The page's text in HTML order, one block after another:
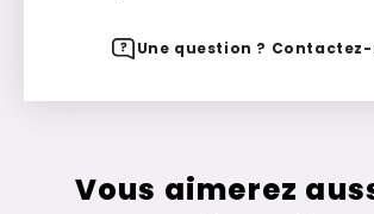
Une question ?
Vous aimerez